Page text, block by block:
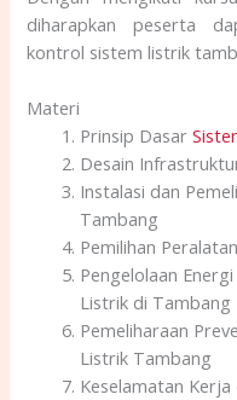
diharapkan peserta
kontrol sistem listrik
Materi
Prinsip Dasar
Desain
Instalasi dan
Tambang
Pemilihan
Pengelolaan
Listrik di Tambang
Pemeliharaan
Listrik Tambang
Keselamatan